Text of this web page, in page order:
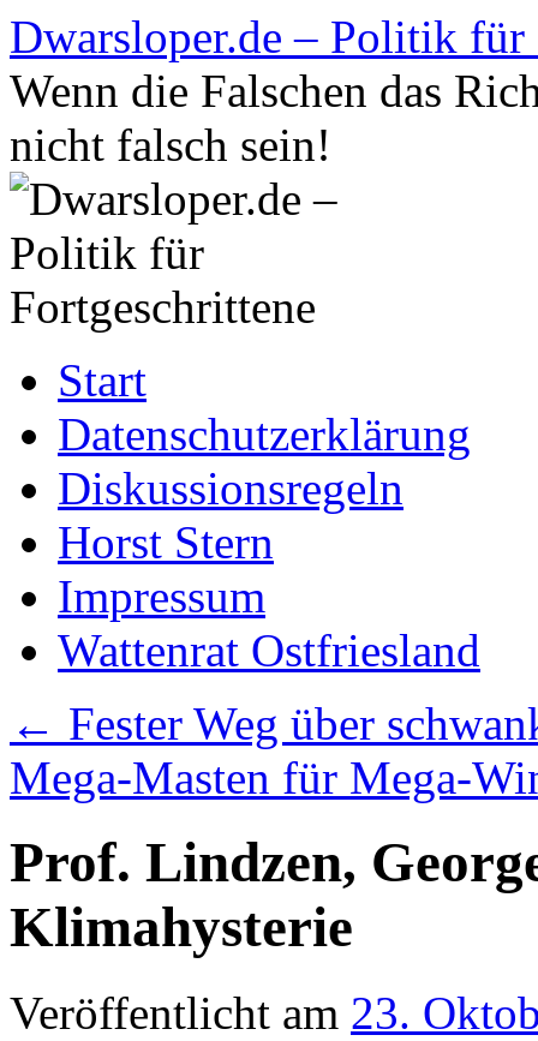
Zum
Inhalt
springen
Dwarsloper.de – Politik für
Wenn die Falschen das
nicht falsch sein!
Start
Datenschutzerklärung
Diskussionsregeln
Horst Stern
Impressum
Wattenrat Ostfriesland
← Fester Weg über
Mega-Masten für Mega-
Prof. Lindzen,
Klimahysterie
Veröffentlicht am 23.